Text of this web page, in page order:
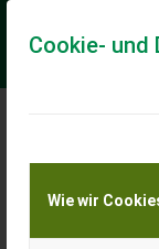
Cookie- und
Wie wir
Meine
Transport